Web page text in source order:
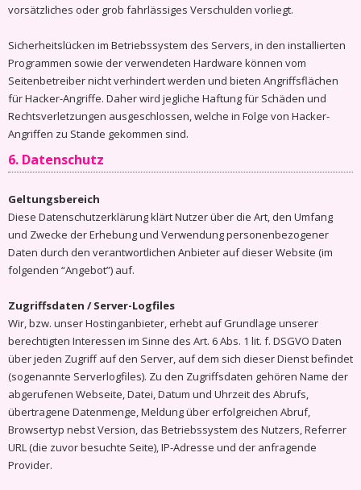
vorsätzliches oder grob fahrlässiges Verschulden vorliegt.
Sicherheitslücken im Betriebssystem des Servers, in den installierten
Programmen sowie der verwendeten Hardware können vom
Seitenbetreiber nicht verhindert werden und bieten Angriffsflächen
für Hacker-Angriffe. Daher wird jegliche Haftung für Schäden und
Rechtsverletzungen ausgeschlossen, welche in Folge von Hacker-
Angriffen zu Stande gekommen sind.
6. Datenschutz
Geltungsbereich
Diese Datenschutzerklärung klärt Nutzer über die Art, den Umfang
und Zwecke der Erhebung und Verwendung personenbezogener
Daten durch den verantwortlichen Anbieter auf dieser Website (im
folgenden “Angebot”) auf.
Zugriffsdaten / Server-Logfiles
Wir, bzw. unser Hostinganbieter, erhebt auf Grundlage unserer
berechtigten Interessen im Sinne des Art. 6 Abs. 1 lit. f. DSGVO Daten
über jeden Zugriff auf den Server, auf dem sich dieser Dienst befindet
(sogenannte Serverlogfiles). Zu den Zugriffsdaten gehören Name der
abgerufenen Webseite, Datei, Datum und Uhrzeit des Abrufs,
übertragene Datenmenge, Meldung über erfolgreichen Abruf,
Browsertyp nebst Version, das Betriebssystem des Nutzers, Referrer
URL (die zuvor besuchte Seite), IP-Adresse und der anfragende
Provider.